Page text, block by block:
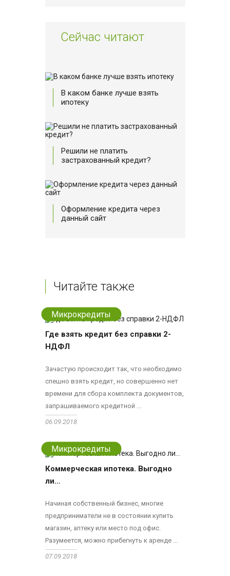
Сейчас читают
В каком банке лучше взять
ипотеку
Решили не платить
застрахованный кредит?
Оформление кредита через
данный сайт
Читайте также
Микрокредиты
Где взять кредит без справки 2-
НДФЛ
Зачастую происходит так, что необходимо
спешно взять кредит, но совершенно нет
времени для сбора комплекта документов,
запрашиваемого кредитной ...
06.09.2018
Микрокредиты
Коммерческая ипотека. Выгодно
ли…
Начиная собственный бизнес, многие
предприниматели не в состоянии купить
магазин, аптеку или место под офис.
Разумеется, можно прибегнуть к аренде ...
07.09.2018